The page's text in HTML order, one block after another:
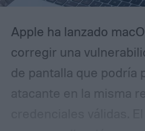
Apple ha lanzado
corregir una
de pantalla que podría
atacante en la misma